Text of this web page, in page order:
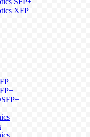
SFP+
XFP